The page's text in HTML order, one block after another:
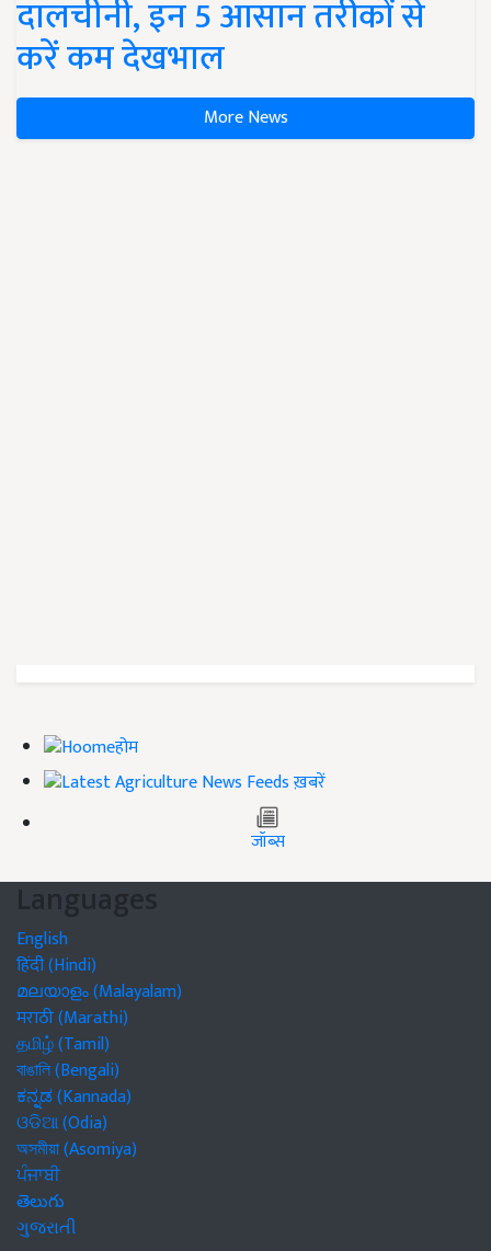
दालचीनी, इन 5 आसान तरीकों से
करें कम देखभाल
More News
होम
ख़बरें
जॉब्स
Languages
English
हिंदी (Hindi)
മലയാളം (Malayalam)
मराठी (Marathi)
தமிழ் (Tamil)
বাঙালি (Bengali)
ಕನ್ನಡ (Kannada)
ଓଡିଆ (Odia)
অসমীয়া (Asomiya)
ਪੰਜਾਬੀ
తెలుగు
ગુજરાતી